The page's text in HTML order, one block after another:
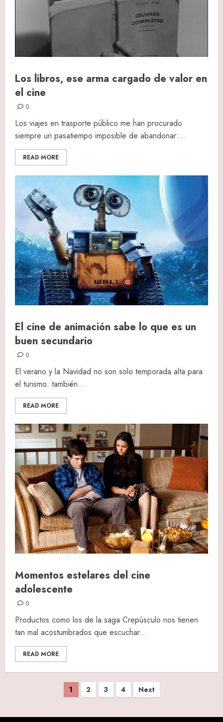
Los libros, ese arma cargado de valor en
el cine
0
Los viajes en trasporte público me han procurado
siempre un pasatiempo imposible de abandonar:...
READ MORE
El cine de animación sabe lo que es un
buen secundario
0
El verano y la Navidad no son solo temporada alta para
el turismo: también...
READ MORE
Momentos estelares del cine
adolescente
0
Productos como los de la saga Crepúsculo nos tienen
tan mal acostumbrados que escuchar...
READ MORE
1 2 3 4 Next